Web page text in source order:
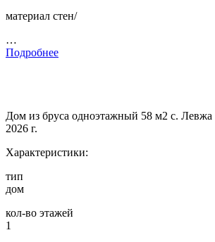
материал стен/
…
Подробнее
Дом из бруса одноэтажный 58 м2 с. Левжа
2026 г.
Характеристики:
тип
дом
кол-во этажей
1